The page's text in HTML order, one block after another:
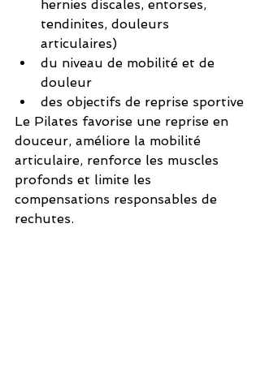
hernies discales, entorses,
tendinites, douleurs
articulaires)
du niveau de mobilité et de
douleur
des objectifs de reprise sportive
Le Pilates favorise une reprise en
douceur, améliore la mobilité
articulaire, renforce les muscles
profonds et limite les
compensations responsables de
rechutes.